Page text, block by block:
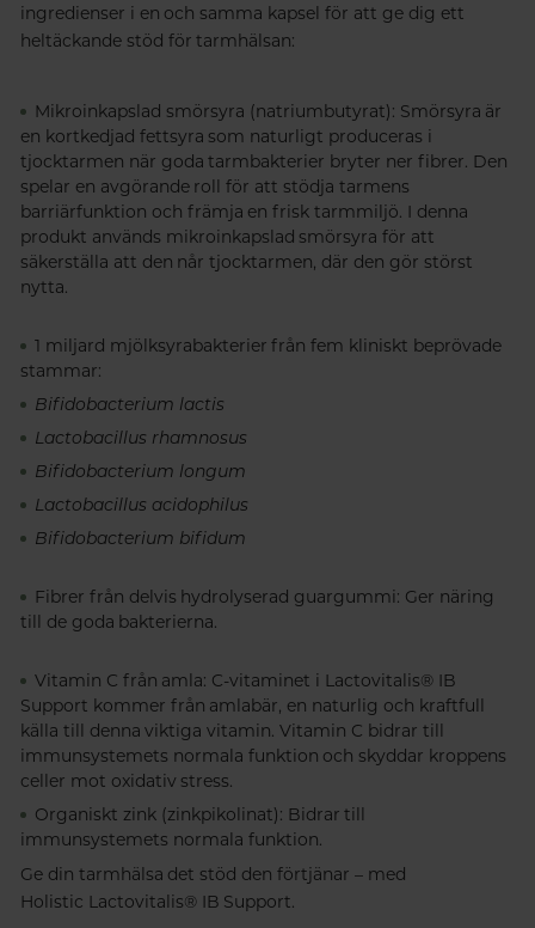
ingredienser i en och samma kapsel för att ge dig ett
heltäckande stöd för tarmhälsan:
Mikroinkapslad smörsyra (natriumbutyrat): Smörsyra är
en kortkedjad fettsyra som naturligt produceras i
tjocktarmen när goda tarmbakterier bryter ner fibrer. Den
spelar en avgörande roll för att stödja tarmens
barriärfunktion och främja en frisk tarmmiljö. I denna
produkt används mikroinkapslad smörsyra för att
säkerställa att den når tjocktarmen, där den gör störst
nytta.
1 miljard mjölksyrabakterier från fem kliniskt beprövade
stammar:
Bifidobacterium lactis
Lactobacillus rhamnosus
Bifidobacterium longum
Lactobacillus acidophilus
Bifidobacterium bifidum
Fibrer från delvis hydrolyserad guargummi: Ger näring
till de goda bakterierna.
Vitamin C från amla: C-vitaminet i Lactovitalis® IB
Support kommer från amlabär, en naturlig och kraftfull
källa till denna viktiga vitamin. Vitamin C bidrar till
immunsystemets normala funktion och skyddar kroppens
celler mot oxidativ stress.
Organiskt zink (zinkpikolinat): Bidrar till
immunsystemets normala funktion.
Ge din tarmhälsa det stöd den förtjänar – med
Holistic Lactovitalis® IB Support.